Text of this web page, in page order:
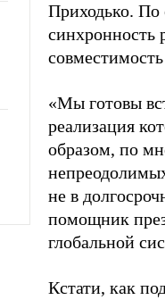
Приходько. По
синхронность
«Мы готовы
реализация
образом, по
не в
помощник
глобальной
Кстати, как